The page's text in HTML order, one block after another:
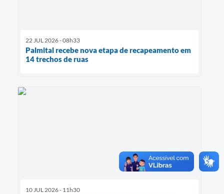
22 JUL 2026 - 08h33
Palmital recebe nova etapa de recapeamento em
14 trechos de ruas
10 JUL 2026 - 11h30